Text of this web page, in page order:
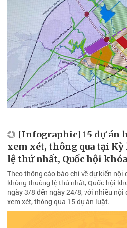
[Infographic] 15 dự án
xem xét, thông qua tại
lệ thứ nhất, Quốc hội
Theo thông cáo báo chí về dự kiến nội
không thường lệ thứ nhất, Quốc hội
ngày 3/8 đến ngày 24/8, với nhiều nội
xem xét, thông qua 15 dự án luật.